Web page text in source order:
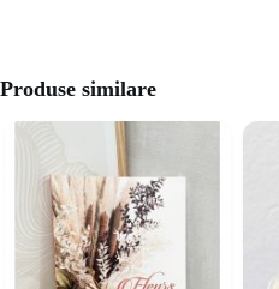
Produse similare